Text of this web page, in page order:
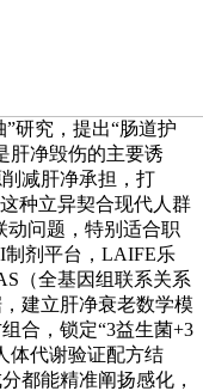
研究，提出“肠道护
肝净毁伤的主要诱
减肝净承担，打
种立异契合现代人群
动问题，特别适合职
剂平台，LAIFE乐
（全基因组联系关系
建立肝净衰老数学模
合，锁定“3益生菌+3
体代谢验证配方结
都能精准阐扬感化，